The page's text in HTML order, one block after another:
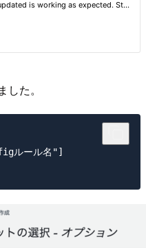
た。
ルール名"]